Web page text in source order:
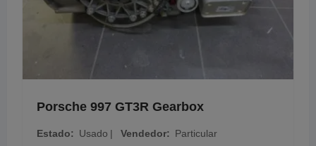
Porsche 997 GT3R Gearbox
Estado Usado Vendedor Particular